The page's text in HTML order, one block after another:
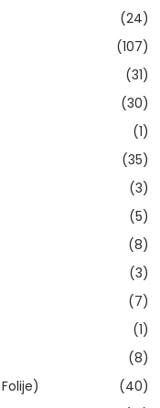
(24)
(107)
(31)
(30)
(1)
(35)
(3)
(5)
(8)
(3)
(7)
(1)
(8)
(40)